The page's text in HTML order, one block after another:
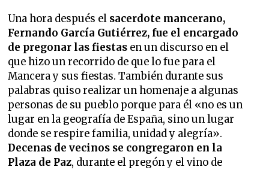
Una hora después el sacerdote mancerano,
Fernando García Gutiérrez, fue el encargado
de pregonar las fiestas en un discurso en el
que hizo un recorrido de que lo fue para el
Mancera y sus fiestas. También durante sus
palabras quiso realizar un homenaje a algunas
personas de su pueblo porque para él «no es un
lugar en la geografía de España, sino un lugar
donde se respire familia, unidad y alegría».
Decenas de vecinos se congregaron en la
Plaza de Paz, durante el pregón y el vino de